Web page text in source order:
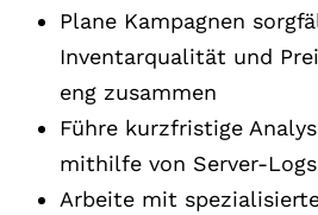
Plane Kampagnen
Inventarqualität und
eng zusammen
Führe kurzfristige
mithilfe von Server-Logs
Arbeite mit